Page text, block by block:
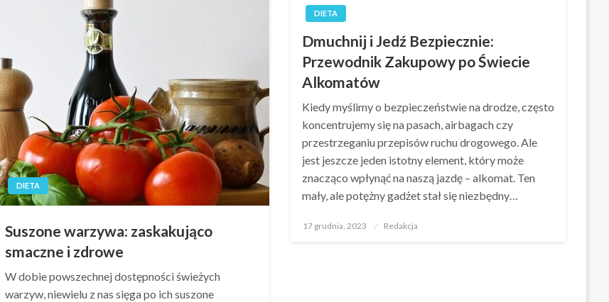
DIETA
Suszone warzywa: zaskakująco
smaczne i zdrowe
W dobie powszechnej dostępności świeżych
warzyw, niewielu z nas sięga po ich suszone
DIETA
Dmuchnij i Jedź Bezpiecznie:
Przewodnik Zakupowy po Świecie
Alkomatów
Kiedy myślimy o bezpieczeństwie na drodze, często
koncentrujemy się na pasach, airbagach czy
przestrzeganiu przepisów ruchu drogowego. Ale
jest jeszcze jeden istotny element, który może
znacząco wpłynąć na naszą jazdę – alkomat. Ten
mały, ale potężny gadżet stał się niezbędny…
Opublikowane
17 grudnia, 2023 Redakcja